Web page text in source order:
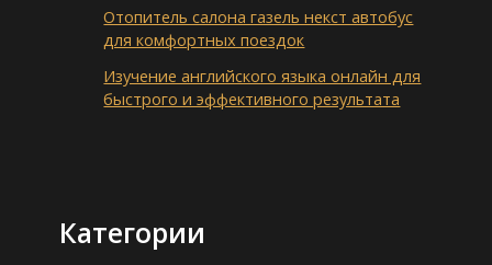
Отопитель салона газель некст автобус
для комфортных поездок
Изучение английского языка онлайн для
быстрого и эффективного результата
Категории